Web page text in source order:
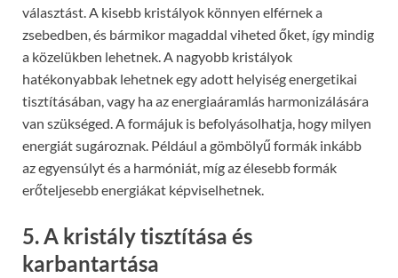
választást. A kisebb kristályok könnyen elférnek a
zsebedben, és bármikor magaddal viheted őket, így mindig
a közelükben lehetnek. A nagyobb kristályok
hatékonyabbak lehetnek egy adott helyiség energetikai
tisztításában, vagy ha az energiaáramlás harmonizálására
van szükséged. A formájuk is befolyásolhatja, hogy milyen
energiát sugároznak. Például a gömbölyű formák inkább
az egyensúlyt és a harmóniát, míg az élesebb formák
erőteljesebb energiákat képviselhetnek.
5. A kristály tisztítása és
karbantartása